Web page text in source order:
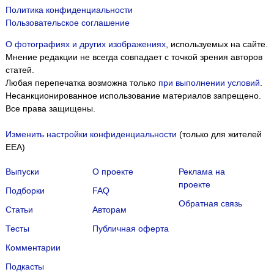
Политика конфиденциальности
Пользовательское соглашение
О фотографиях и других изображениях, используемых на сайте.
Мнение редакции не всегда совпадает с точкой зрения авторов
статей.
Любая перепечатка возможна только при выполнении условий
Несанкционированное использование материалов запрещено.
Все права защищены.
Изменить настройки конфиденциальности (только для жителей
EEA)
Выпуски
Подборки
Статьи
Тесты
Комментарии
Подкасты
О проекте
FAQ
Авторам
Публичная оферта
Реклама на
проекте
Обратная связь